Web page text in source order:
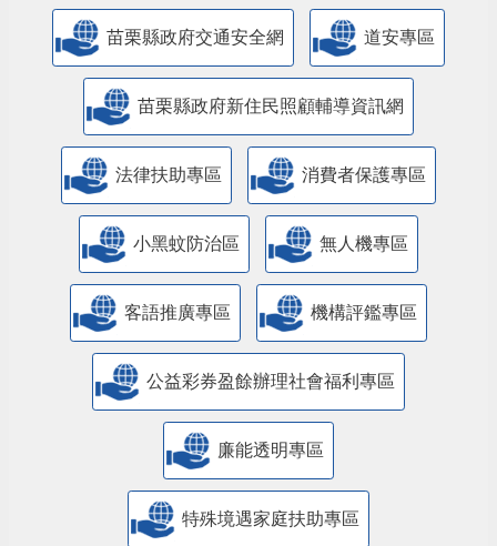
苗栗縣政府交通安全網 道安專區
苗栗縣政府新住民照顧輔導資訊網
法律扶助專區 消費者保護專區
小黑蚊防治區 無人機專區
客語推廣專區 機構評鑑專區
公益彩券盈餘辦理社會福利專區
廉能透明專區
特殊境遇家庭扶助專區